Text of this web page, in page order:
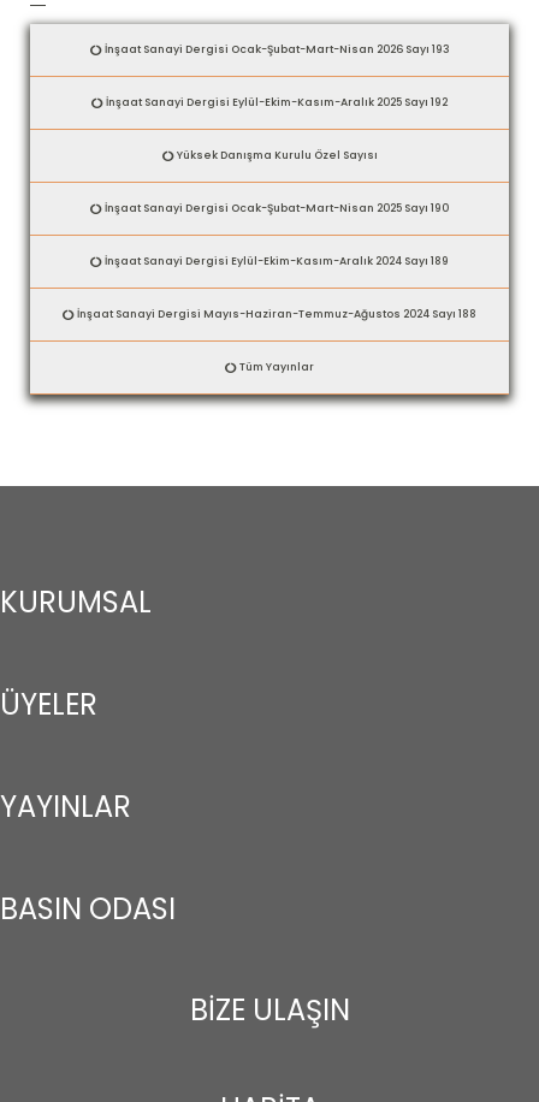
İnşaat Sanayi Dergisi Ocak-Şubat-Mart-Nisan 2026 Sayı 193
İnşaat Sanayi Dergisi Eylül-Ekim-Kasım-Aralık 2025 Sayı 192
Yüksek Danışma Kurulu Özel Sayısı
İnşaat Sanayi Dergisi Ocak-Şubat-Mart-Nisan 2025 Sayı 190
İnşaat Sanayi Dergisi Eylül-Ekim-Kasım-Aralık 2024 Sayı 189
İnşaat Sanayi Dergisi Mayıs-Haziran-Temmuz-Ağustos 2024 Sayı 188
Tüm Yayınlar
KURUMSAL
ÜYELER
YAYINLAR
BASIN ODASI
BİZE ULAŞIN